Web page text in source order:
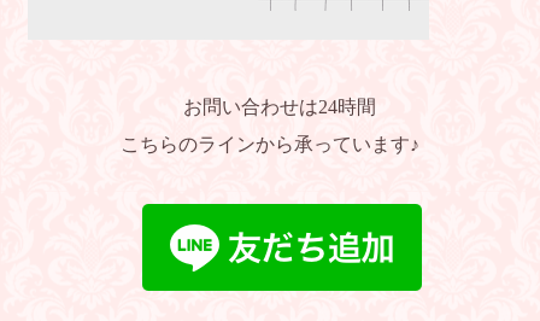
お問い合わせは24時間
こちらのラインから承っています♪